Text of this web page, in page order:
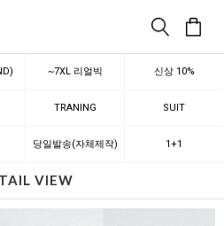
~7XL 리얼빅 신상 10%
TRANING SUIT
당일발송(자체제작) 1+1
VIEW